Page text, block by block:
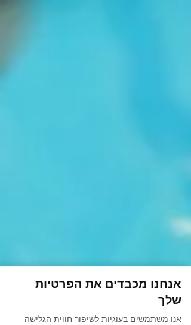
אנחנו מכבדים את הפרטיות
שלך
אנו משתמשים בעוגיות לשיפור חווית הגלישה